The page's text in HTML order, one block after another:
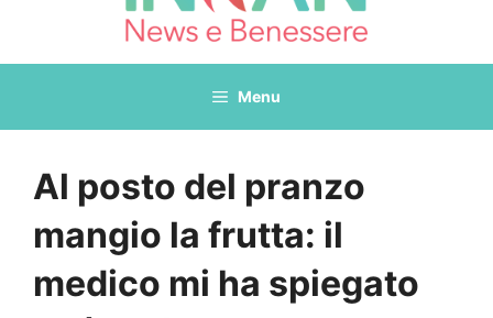
Menu
Al posto del pranzo
mangio la frutta: il
medico mi ha spiegato